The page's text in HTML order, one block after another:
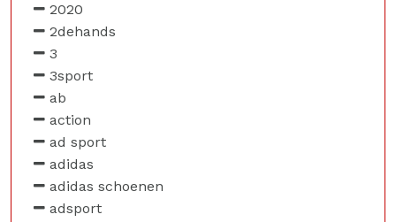
2020
2dehands
3
3sport
ab
action
ad sport
adidas
adidas schoenen
adsport